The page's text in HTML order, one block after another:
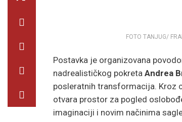
FOTO TANJUG/
Postavka je organizovana
nadrealističkog pokreta Andrea
posleratnih transformacija. Kroz
otvara prostor za pogled
imaginaciji i novim načinima